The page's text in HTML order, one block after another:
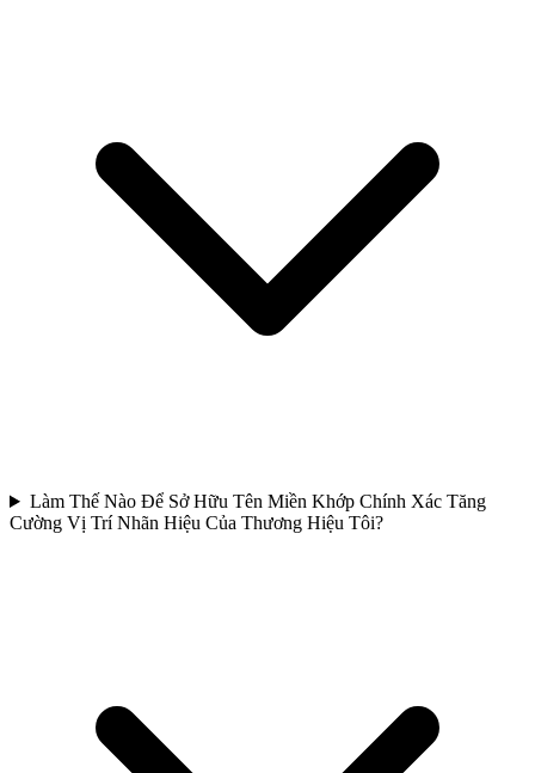
Làm Thế Nào Để Sở Hữu Tên Miền Khớp Chính Xác Tăng
Cường Vị Trí Nhãn Hiệu Của Thương Hiệu Tôi?